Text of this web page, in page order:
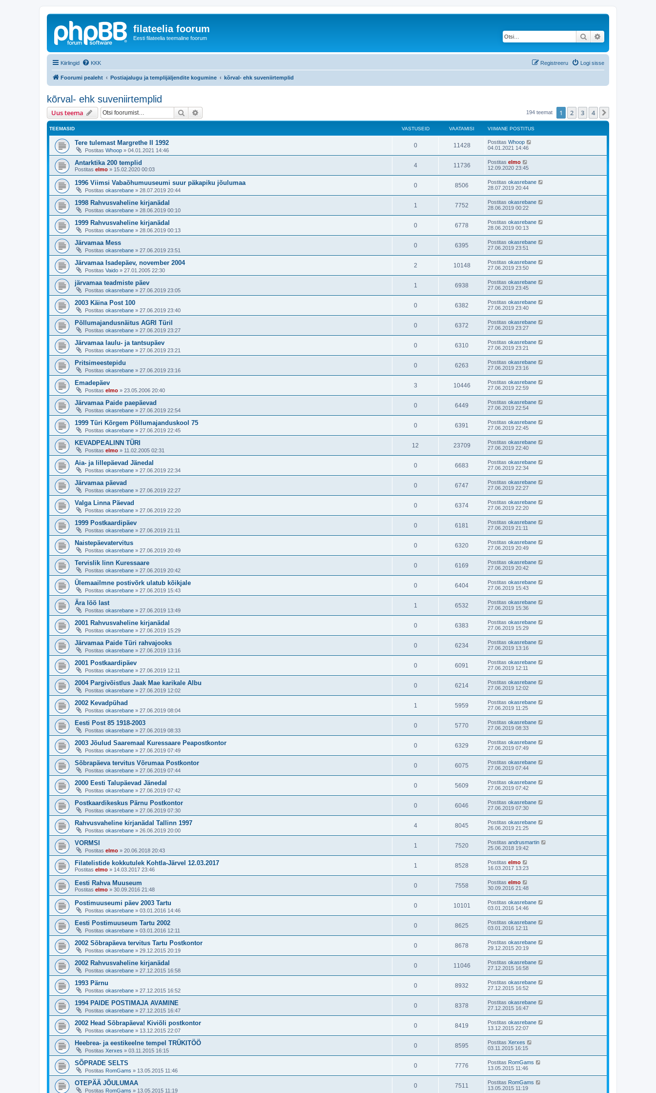
filateelia foorum
Eesti filateelia teemaline foorum Otsi
Kiirlingid KKK Logi sisse
Registreeru
Foorumi pealeht Postiajalugu ja templijäljendite kogumine kõrval- ehk suveniirtemplid
kõrval- ehk suveniirtemplid
Uus teema Otsi 194 teemat 1 2 3 4
TEEMASID VASTUSEID VAATAMISI VIIMANE POSTITUS
Tere tulemast Margrethe II 1992
Postitas Whoop » 04.01.2021 14:46
0 11428 Postitas Whoop
04.01.2021 14:46
Antarktika 200 templid
Postitas elmo » 15.02.2020 00:03
4 11736 Postitas elmo
12.09.2020 23:45
1996 Viimsi Vabaõhumuuseumi suur päkapiku jõulumaa
Postitas okasrebane » 28.07.2019 20:44
0 8506 Postitas okasrebane
28.07.2019 20:44
1998 Rahvusvaheline kirjanädal
Postitas okasrebane » 28.06.2019 00:10
1 7752 Postitas okasrebane
28.06.2019 00:22
1999 Rahvusvaheline kirjanädal
Postitas okasrebane » 28.06.2019 00:13
0 6778 Postitas okasrebane
28.06.2019 00:13
Järvamaa Mess
Postitas okasrebane » 27.06.2019 23:51
0 6395 Postitas okasrebane
27.06.2019 23:51
Järvamaa Isadepäev, november 2004
Postitas Vaido » 27.01.2005 22:30
2 10148 Postitas okasrebane
27.06.2019 23:50
järvamaa teadmiste päev
Postitas okasrebane » 27.06.2019 23:05
1 6938 Postitas okasrebane
27.06.2019 23:45
2003 Käina Post 100
Postitas okasrebane » 27.06.2019 23:40
0 6382 Postitas okasrebane
27.06.2019 23:40
Põllumajandusnäitus AGRI Türil
Postitas okasrebane » 27.06.2019 23:27
0 6372 Postitas okasrebane
27.06.2019 23:27
Järvamaa laulu- ja tantsupäev
Postitas okasrebane » 27.06.2019 23:21
0 6310 Postitas okasrebane
27.06.2019 23:21
Pritsimeestepidu
Postitas okasrebane » 27.06.2019 23:16
0 6263 Postitas okasrebane
27.06.2019 23:16
Emadepäev
Postitas elmo » 23.05.2006 20:40
3 10446 Postitas okasrebane
27.06.2019 22:59
Järvamaa Paide paepäevad
Postitas okasrebane » 27.06.2019 22:54
0 6449 Postitas okasrebane
27.06.2019 22:54
1999 Türi Kõrgem Põllumajanduskool 75
Postitas okasrebane » 27.06.2019 22:45
0 6391 Postitas okasrebane
27.06.2019 22:45
KEVADPEALINN TÜRI
Postitas elmo » 11.02.2005 02:31
12 23709 Postitas okasrebane
27.06.2019 22:40
Aia- ja lillepäevad Jänedal
Postitas okasrebane » 27.06.2019 22:34
0 6683 Postitas okasrebane
27.06.2019 22:34
Järvamaa päevad
Postitas okasrebane » 27.06.2019 22:27
0 6747 Postitas okasrebane
27.06.2019 22:27
Valga Linna Päevad
Postitas okasrebane » 27.06.2019 22:20
0 6374 Postitas okasrebane
27.06.2019 22:20
1999 Postkaardipäev
Postitas okasrebane » 27.06.2019 21:11
0 6181 Postitas okasrebane
27.06.2019 21:11
Naistepäevatervitus
Postitas okasrebane » 27.06.2019 20:49
0 6320 Postitas okasrebane
27.06.2019 20:49
Tervislik linn Kuressaare
Postitas okasrebane » 27.06.2019 20:42
0 6169 Postitas okasrebane
27.06.2019 20:42
Ülemaailmne postivõrk ulatub kõikjale
Postitas okasrebane » 27.06.2019 15:43
0 6404 Postitas okasrebane
27.06.2019 15:43
Ära löö last
Postitas okasrebane » 27.06.2019 13:49
1 6532 Postitas okasrebane
27.06.2019 15:36
2001 Rahvusvaheline kirjanädal
Postitas okasrebane » 27.06.2019 15:29
0 6383 Postitas okasrebane
27.06.2019 15:29
Järvamaa Paide Türi rahvajooks
Postitas okasrebane » 27.06.2019 13:16
0 6234 Postitas okasrebane
27.06.2019 13:16
2001 Postkaardipäev
Postitas okasrebane » 27.06.2019 12:11
0 6091 Postitas okasrebane
27.06.2019 12:11
2004 Pargivõistlus Jaak Mae karikale Albu
Postitas okasrebane » 27.06.2019 12:02
0 6214 Postitas okasrebane
27.06.2019 12:02
2002 Kevadpühad
Postitas okasrebane » 27.06.2019 08:04
1 5959 Postitas okasrebane
27.06.2019 11:25
Eesti Post 85 1918-2003
Postitas okasrebane » 27.06.2019 08:33
0 5770 Postitas okasrebane
27.06.2019 08:33
2003 Jõulud Saaremaal Kuressaare Peapostkontor
Postitas okasrebane » 27.06.2019 07:49
0 6329 Postitas okasrebane
27.06.2019 07:49
Sõbrapäeva tervitus Võrumaa Postkontor
Postitas okasrebane » 27.06.2019 07:44
0 6075 Postitas okasrebane
27.06.2019 07:44
2000 Eesti Talupäevad Jänedal
Postitas okasrebane » 27.06.2019 07:42
0 5609 Postitas okasrebane
27.06.2019 07:42
Postkaardikeskus Pärnu Postkontor
Postitas okasrebane » 27.06.2019 07:30
0 6046 Postitas okasrebane
27.06.2019 07:30
Rahvusvaheline kirjanädal Tallinn 1997
Postitas okasrebane » 26.06.2019 20:00
4 8045 Postitas okasrebane
26.06.2019 21:25
VORMSI
Postitas elmo » 20.06.2018 20:43
1 7520 Postitas andrusmartin
25.06.2018 19:42
Filatelistide kokkutulek Kohtla-Järvel 12.03.2017
Postitas elmo » 14.03.2017 23:46
1 8528 Postitas elmo
16.03.2017 13:23
Eesti Rahva Muuseum
Postitas elmo » 30.09.2016 21:48
0 7558 Postitas elmo
30.09.2016 21:48
Postimuuseumi päev 2003 Tartu
Postitas okasrebane » 03.01.2016 14:46
0 10101 Postitas okasrebane
03.01.2016 14:46
Eesti Postimuuseum Tartu 2002
Postitas okasrebane » 03.01.2016 12:11
0 8625 Postitas okasrebane
03.01.2016 12:11
2002 Sõbrapäeva tervitus Tartu Postkontor
Postitas okasrebane » 29.12.2015 20:19
0 8678 Postitas okasrebane
29.12.2015 20:19
2002 Rahvusvaheline kirjanädal
Postitas okasrebane » 27.12.2015 16:58
0 11046 Postitas okasrebane
27.12.2015 16:58
1993 Pärnu
Postitas okasrebane » 27.12.2015 16:52
0 8932 Postitas okasrebane
27.12.2015 16:52
1994 PAIDE POSTIMAJA AVAMINE
Postitas okasrebane » 27.12.2015 16:47
0 8378 Postitas okasrebane
27.12.2015 16:47
2002 Head Sõbrapäeva! Kiviõli postkontor
Postitas okasrebane » 13.12.2015 22:07
0 8419 Postitas okasrebane
13.12.2015 22:07
Heebrea- ja eestikeelne tempel TRÜKITÖÖ
Postitas Xerxes » 03.11.2015 16:15
0 8595 Postitas Xerxes
03.11.2015 16:15
SÕPRADE SELTS
Postitas RomGams » 13.05.2015 11:46
0 7776 Postitas RomGams
13.05.2015 11:46
OTEPÄÄ JÕULUMAA
Postitas RomGams » 13.05.2015 11:19
0 7511 Postitas RomGams
13.05.2015 11:19